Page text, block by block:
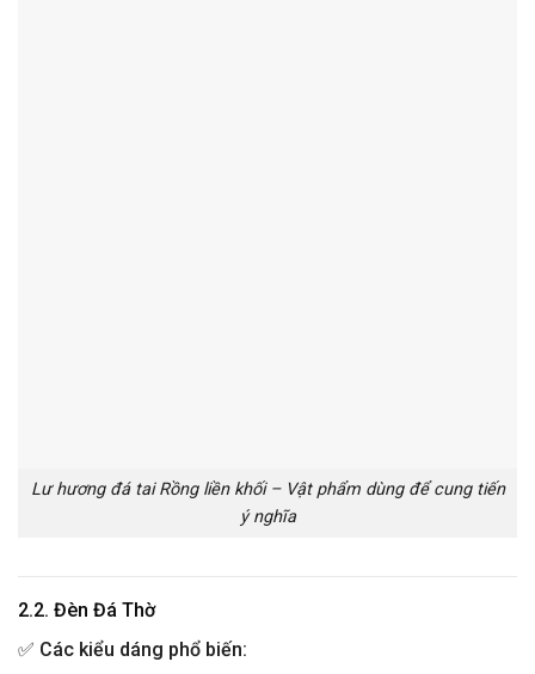
Lư hương đá tai Rồng liền khối – Vật phẩm dùng để cung tiến
ý nghĩa
2.2. Đèn Đá Thờ
✅ Các kiểu dáng phổ biến: